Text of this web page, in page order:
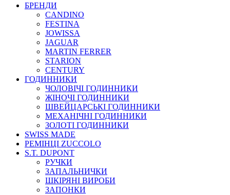
БРЕНДИ
CANDINO
FESTINA
JOWISSA
JAGUAR
MARTIN FERRER
STARION
CENTURY
ГОДИННИКИ
ЧОЛОВІЧІ ГОДИННИКИ
ЖІНОЧІ ГОДИННИКИ
ШВЕЙЦАРСЬКІ ГОДИННИКИ
МЕХАНІЧНІ ГОДИННИКИ
ЗОЛОТІ ГОДИННИКИ
SWISS MADE
РЕМІНЦІ ZUCCOLO
S.T. DUPONT
РУЧКИ
ЗАПАЛЬНИЧКИ
ШКІРЯНІ ВИРОБИ
ЗАПОНКИ